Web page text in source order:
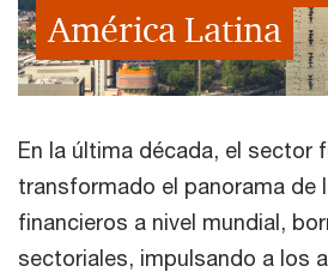
América Latina
En la última década, el sector
transformado el panorama de
financieros a nivel mundial,
sectoriales, impulsando a los